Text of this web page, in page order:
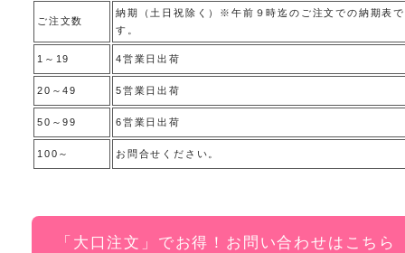
ご注文数
納期（土日祝除く）※午前９時迄のご注文での納期表で
す。
1～19 4営業日出荷
20～49 5営業日出荷
50～99 6営業日出荷
100～ お問合せください。
「大口注文」でお得！お問い合わせはこちら